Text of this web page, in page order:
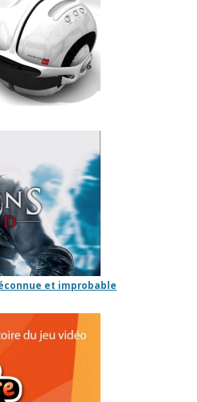
et improbable